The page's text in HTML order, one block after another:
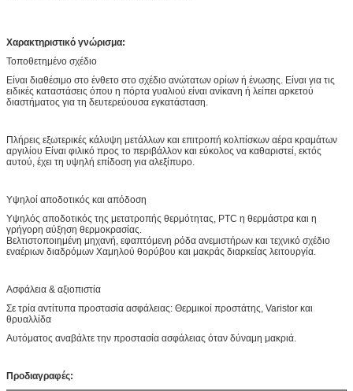
Χαρακτηριστικό γνώρισμα:
Τοποθετημένο σχέδιο
Είναι διαθέσιμο στο ένθετο στο σχέδιο ανώτατων ορίων ή ένωσης. Είναι για τις
ειδικές καταστάσεις όπου η πόρτα γυαλιού είναι ανίκανη ή λείπει αρκετού
διαστήματος για τη δευτερεύουσα εγκατάσταση.
Πλήρεις εξωτερικές κάλυψη μετάλλων και επιτροπή κολπίσκων αέρα κραμάτων
αργιλίου Είναι φιλικό προς το περιβάλλον και εύκολος να καθαριστεί, εκτός
αυτού, έχει τη υψηλή επίδοση για αλεξίπυρο.
Υψηλοί αποδοτικός και απόδοση
Υψηλός αποδοτικός της μετατροπής θερμότητας, PTC η θερμάστρα και η
γρήγορη αύξηση θερμοκρασίας.
Βελτιστοποιημένη μηχανή, εφαπτόμενη ρόδα ανεμιστήρων και τεχνικό σχέδιο
εναέριων διαδρόμων Χαμηλού θορύβου και μακράς διαρκείας λειτουργία.
Ασφάλεια & αξιοπιστία
Σε τρία αντίτυπα προστασία ασφάλειας: Θερμικοί προστάτης, Varistor και
θρυαλλίδα
Αυτόματος αναβάλτε την προστασία ασφάλειας όταν δύναμη μακριά.
Προδιαγραφές: